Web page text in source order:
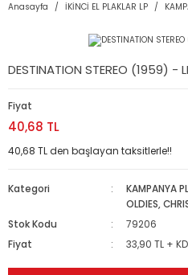
Anasayfa İKİNCİ EL PLAKLAR LP
DESTINATION STEREO (1959) -
Fiyat
40,68 TL
40,68 TL den başlayan taksitlerle!!
Kategori KAMPANYA
OLDIES,
Stok Kodu
79206
Fiyat
33,90 TL +